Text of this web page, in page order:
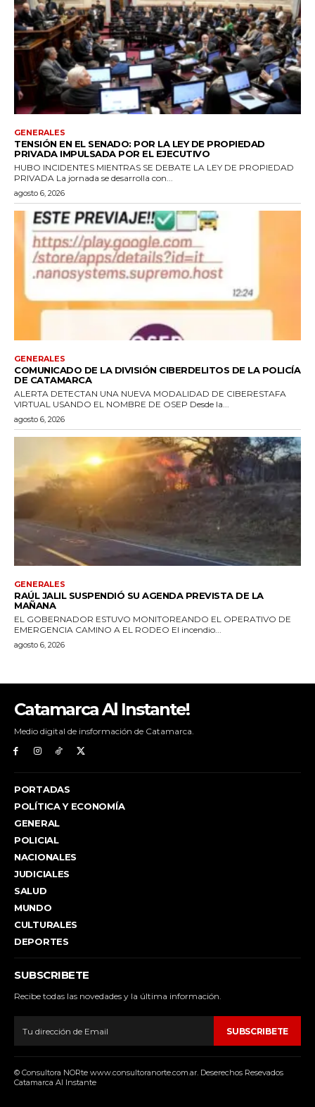
Catamarca Al Instante!
Medio digital de insformación de Catamarca.
PORTADAS
POLÍTICA Y ECONOMÍA
GENERAL
POLICIAL
NACIONALES
JUDICIALES
SALUD
MUNDO
CULTURALES
DEPORTES
SUBSCRIBETE
Recibe todas las novedades y la última información.
SUBSCRIBETE
© Consultora NORte www.consultoranorte.com.ar. Deserechos Resevados
Catamarca Al Instante